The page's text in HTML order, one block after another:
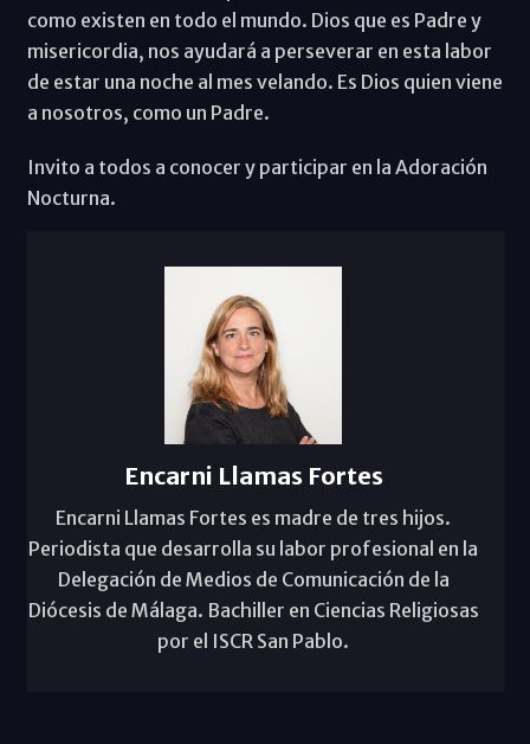
como existen en todo el mundo. Dios que es Padre y
misericordia, nos ayudará a perseverar en esta labor
de estar una noche al mes velando. Es Dios quien viene
a nosotros, como un Padre.
Invito a todos a conocer y participar en la Adoración
Nocturna.
Encarni Llamas Fortes
Encarni Llamas Fortes es madre de tres hijos.
Periodista que desarrolla su labor profesional en la
Delegación de Medios de Comunicación de la
Diócesis de Málaga. Bachiller en Ciencias Religiosas
por el ISCR San Pablo.